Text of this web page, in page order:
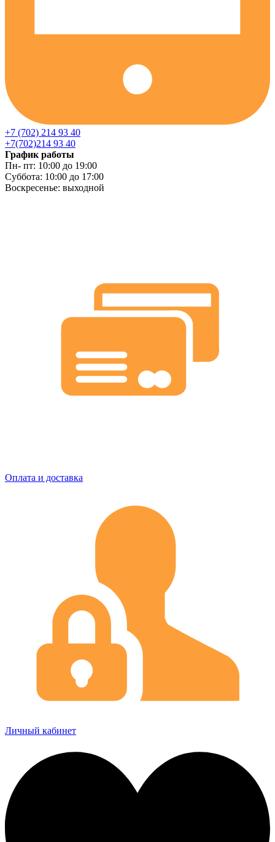
+7 (702) 214 93 40
+7(702)214 93 40
График работы
Пн- пт: 10:00 до 19:00
Суббота: 10:00 до 17:00
Воскресенье: выходной
Оплата и доставка
Личный кабинет